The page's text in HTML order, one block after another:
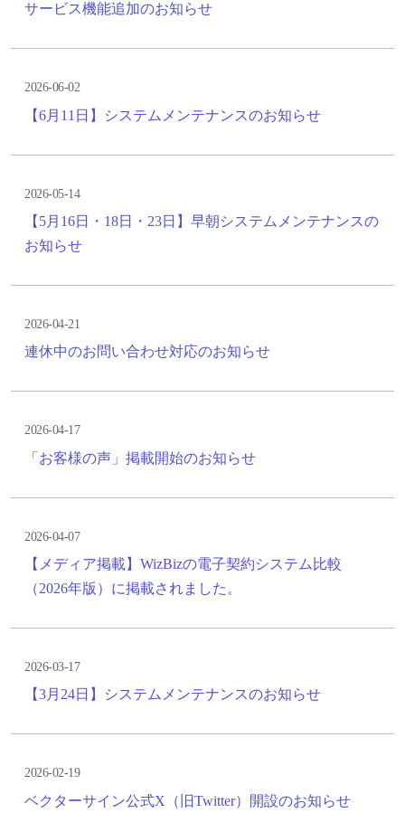
サービス機能追加のお知らせ
2026-06-02
【6月11日】システムメンテナンスのお知らせ
2026-05-14
【5月16日・18日・23日】早朝システムメンテナンスの
お知らせ
2026-04-21
連休中のお問い合わせ対応のお知らせ
2026-04-17
「お客様の声」掲載開始のお知らせ
2026-04-07
【メディア掲載】WizBizの電子契約システム比較
（2026年版）に掲載されました。
2026-03-17
【3月24日】システムメンテナンスのお知らせ
2026-02-19
ベクターサイン公式X（旧Twitter）開設のお知らせ